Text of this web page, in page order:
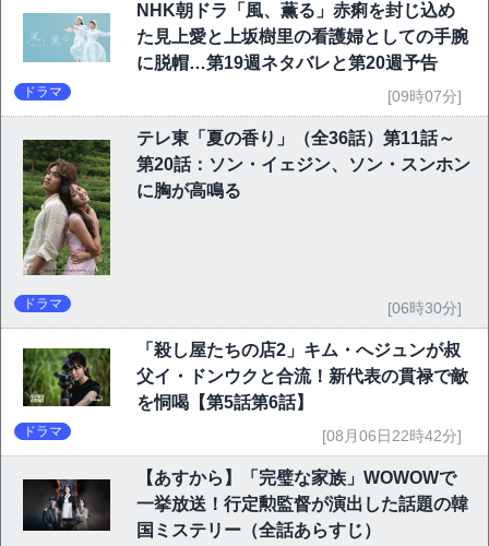
NHK朝ドラ「風、薫る」赤痢を封じ込め
た見上愛と上坂樹里の看護婦としての手腕
に脱帽…第19週ネタバレと第20週予告
ドラマ [09時07分]
テレ東「夏の香り」（全36話）第11話～
第20話：ソン・イェジン、ソン・スンホン
に胸が高鳴る
ドラマ [06時30分]
「殺し屋たちの店2」キム・へジュンが叔
父イ・ドンウクと合流！新代表の貫禄で敵
を恫喝【第5話第6話】
ドラマ [08月06日22時42分]
【あすから】「完璧な家族」WOWOWで
一挙放送！行定勲監督が演出した話題の韓
国ミステリー（全話あらすじ）